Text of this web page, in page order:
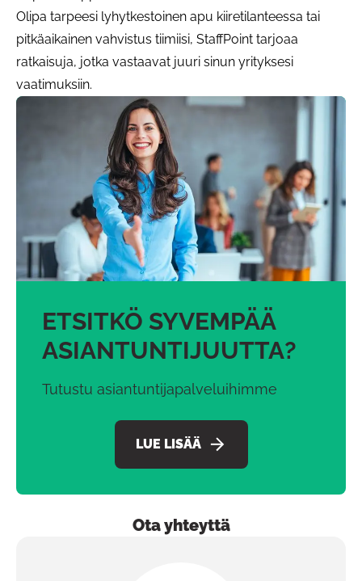
Olipa tarpeesi lyhytkestoinen apu kiiretilanteessa tai
pitkäaikainen vahvistus tiimiisi, StaffPoint tarjoaa
ratkaisuja, jotka vastaavat juuri sinun yrityksesi
vaatimuksiin.
ETSITKÖ SYVEMPÄÄ
ASIANTUNTIJUUTTA?
Tutustu asiantuntijapalveluihimme
LUE LISÄÄ
Ota yhteyttä